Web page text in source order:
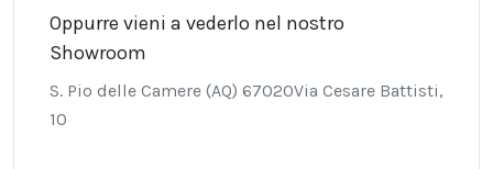
Oppurre vieni a vederlo nel nostro
Showroom
S. Pio delle Camere (AQ) 67020Via Cesare Battisti,
10